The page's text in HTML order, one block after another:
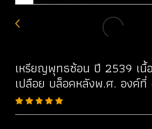
เหรียญพุทธซ้อน ปี 2539 เนื้
เปลือย บล็อคหลังพ.ศ. องค์ที่